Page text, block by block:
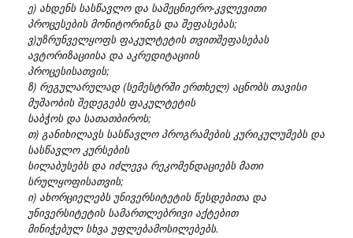
ე) ახდენს სასწავლო და სამეცნიერო-კვლევითი
პროცესების მონიტორინგს და შეფასებას;
ვ)უზრუნველყოფს ფაკულტეტის თვითშეფასებას
ავტორიზაციისა და აკრედიტაციის
პროცესისათვის;
ზ) რეგულარულად (სემესტრში ერთხელ) აცნობს თავისი
მუშაობის შედეგებს ფაკულტეტის
საბჭოს და სათათბიროს;
თ) განიხილავს სასწავლო პროგრამების კურიკულუმებს და
სასწავლო კურსების
სილაბუსებს და იძლევა რეკომენდაციებს მათი
სრულყოფისათვის;
ი) ახორციელებს უნივერსიტეტის წესდებითა და
უნივერსიტეტის სამართლებრივი აქტებით
მინიჭებულ სხვა უფლებამოსილებებს.